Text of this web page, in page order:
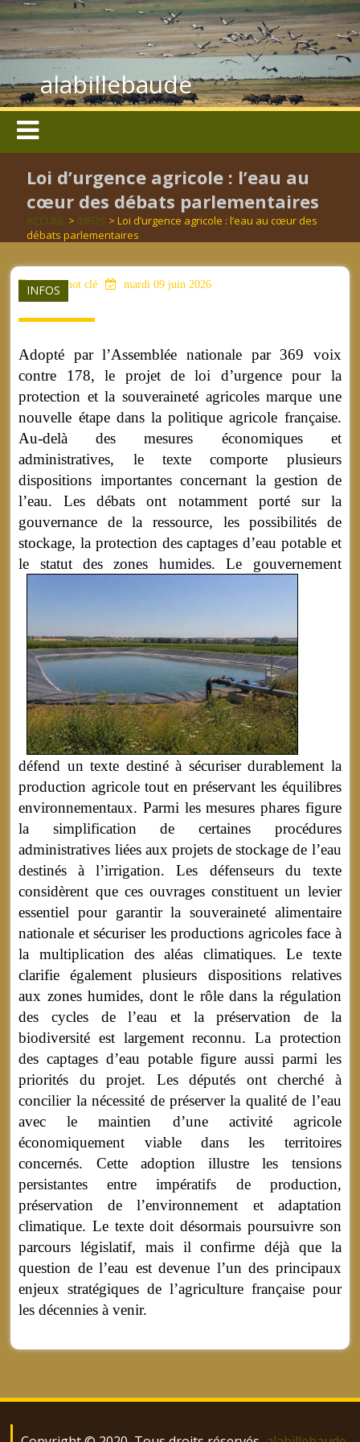
alabillebaude
Loi d’urgence agricole : l’eau au
cœur des débats parlementaires
ACCUEIL > INFOS > Loi d’urgence agricole : l’eau au cœur des
débats parlementaires
INFOS
aucun mot clé mardi 09 juin 2026
Adopté par l’Assemblée nationale par 369 voix
contre 178, le projet de loi d’urgence pour la
protection et la souveraineté agricoles marque une
nouvelle étape dans la politique agricole française.
Au-delà des mesures économiques et
administratives, le texte comporte plusieurs
dispositions importantes concernant la gestion de
l’eau. Les débats ont notamment porté sur la
gouvernance de la ressource, les possibilités de
stockage, la protection des captages d’eau potable et
le statut des zones humides.Le gouvernement
défend un texte destiné à sécuriser durablement la
production agricole tout en préservant les équilibres
environnementaux. Parmi les mesures phares figure
la simplification de certaines procédures
administratives liées aux projets de stockage de l’eau
destinés à l’irrigation. Les défenseurs du texte
considèrent que ces ouvrages constituent un levier
essentiel pour garantir la souveraineté alimentaire
nationale et sécuriser les productions agricoles face à
la multiplication des aléas climatiques. Le texte
clarifie également plusieurs dispositions relatives
aux zones humides, dont le rôle dans la régulation
des cycles de l’eau et la préservation de la
biodiversité est largement reconnu. La protection
des captages d’eau potable figure aussi parmi les
priorités du projet. Les députés ont cherché à
concilier la nécessité de préserver la qualité de l’eau
avec le maintien d’une activité agricole
économiquement viable dans les territoires
concernés. Cette adoption illustre les tensions
persistantes entre impératifs de production,
préservation de l’environnement et adaptation
climatique. Le texte doit désormais poursuivre son
parcours législatif, mais il confirme déjà que la
question de l’eau est devenue l’un des principaux
enjeux stratégiques de l’agriculture française pour
les décennies à venir.